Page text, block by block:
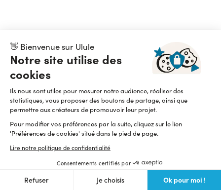
👋 Bienvenue sur Ulule
Notre site utilise des
cookies
Ils nous sont utiles pour mesurer notre audience, réaliser des
statistiques, vous proposer des boutons de partage, ainsi que
permettre aux créateurs de promouvoir leur projet.
Pour modifier vos préférences par la suite, cliquez sur le lien
'Préférences de cookies' situé dans le pied de page.
Lire notre politique de confidentialité
Consentements certifiés par
Refuser Je choisis Ok pour moi !